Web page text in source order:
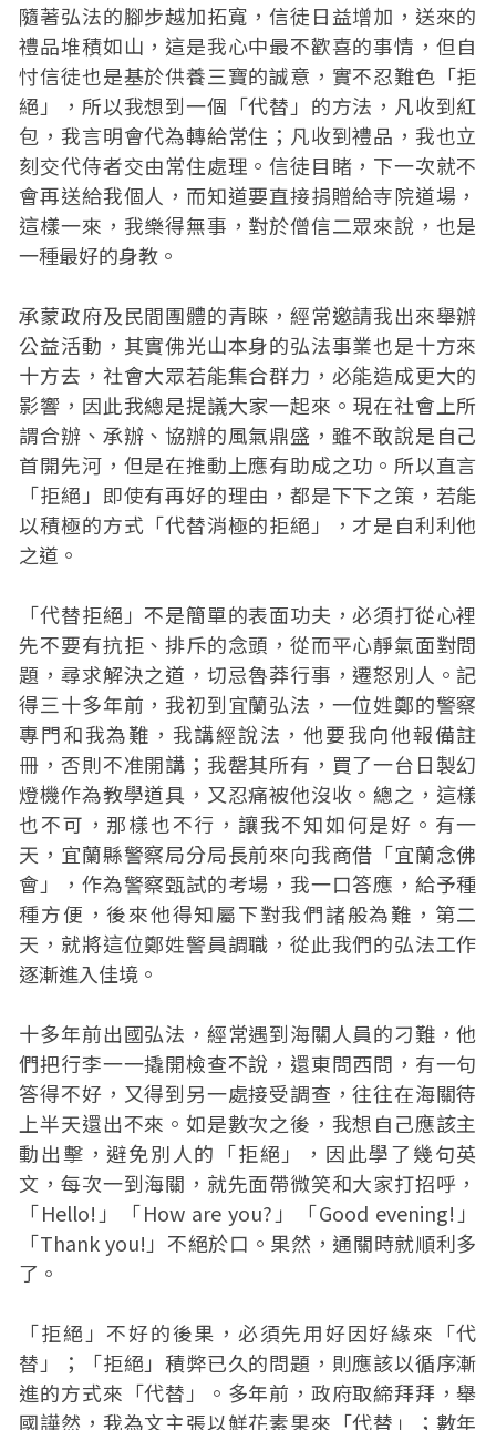
隨著弘法的腳步越加拓寬，信徒日益增加，送來的
禮品堆積如山，這是我心中最不歡喜的事情，但自
忖信徒也是基於供養三寶的誠意，實不忍難色「拒
絕」，所以我想到一個「代替」的方法，凡收到紅
包，我言明會代為轉給常住；凡收到禮品，我也立
刻交代侍者交由常住處理。信徒目睹，下一次就不
會再送給我個人，而知道要直接捐贈給寺院道場，
這樣一來，我樂得無事，對於僧信二眾來說，也是
一種最好的身教。
承蒙政府及民間團體的青睞，經常邀請我出來舉辦
公益活動，其實佛光山本身的弘法事業也是十方來
十方去，社會大眾若能集合群力，必能造成更大的
影響，因此我總是提議大家一起來。現在社會上所
謂合辦、承辦、協辦的風氣鼎盛，雖不敢說是自己
首開先河，但是在推動上應有助成之功。所以直言
「拒絕」即使有再好的理由，都是下下之策，若能
以積極的方式「代替消極的拒絕」，才是自利利他
之道。
「代替拒絕」不是簡單的表面功夫，必須打從心裡
先不要有抗拒、排斥的念頭，從而平心靜氣面對問
題，尋求解決之道，切忌魯莽行事，遷怒別人。記
得三十多年前，我初到宜蘭弘法，一位姓鄭的警察
專門和我為難，我講經說法，他要我向他報備註
冊，否則不准開講；我罄其所有，買了一台日製幻
燈機作為教學道具，又忍痛被他沒收。總之，這樣
也不可，那樣也不行，讓我不知如何是好。有一
天，宜蘭縣警察局分局長前來向我商借「宜蘭念佛
會」，作為警察甄試的考場，我一口答應，給予種
種方便，後來他得知屬下對我們諸般為難，第二
天，就將這位鄭姓警員調職，從此我們的弘法工作
逐漸進入佳境。
十多年前出國弘法，經常遇到海關人員的刁難，他
們把行李一一撬開檢查不說，還東問西問，有一句
答得不好，又得到另一處接受調查，往往在海關待
上半天還出不來。如是數次之後，我想自己應該主
動出擊，避免別人的「拒絕」，因此學了幾句英
文，每次一到海關，就先面帶微笑和大家打招呼，
「Hello!」「How are you?」「Good evening!」
「Thank you!」不絕於口。果然，通關時就順利多
了。
「拒絕」不好的後果，必須先用好因好緣來「代
替」；「拒絕」積弊已久的問題，則應該以循序漸
進的方式來「代替」。多年前，政府取締拜拜，舉
國譁然，我為文主張以鮮花素果來「代替」；數年